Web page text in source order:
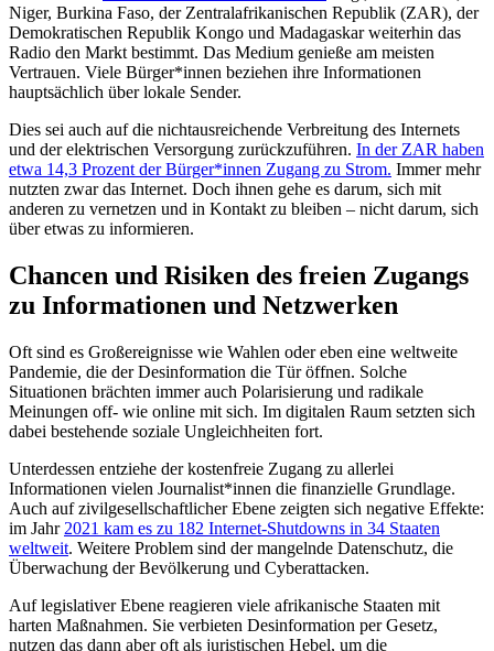
Niger, Burkina Faso, der Zentralafrikanischen Republik (ZAR), der
Demokratischen Republik Kongo und Madagaskar weiterhin das
Radio den Markt bestimmt. Das Medium genieße am meisten
Vertrauen. Viele Bürger*innen beziehen ihre Informationen
hauptsächlich über lokale Sender.
Dies sei auch auf die nichtausreichende Verbreitung des Internets
und der elektrischen Versorgung zurückzuführen. In der ZAR haben
etwa 14,3 Prozent der Bürger*innen Zugang zu Strom. Immer mehr
nutzten zwar das Internet. Doch ihnen gehe es darum, sich mit
anderen zu vernetzen und in Kontakt zu bleiben – nicht darum, sich
über etwas zu informieren.
Chancen und Risiken des freien Zugangs
zu Informationen und Netzwerken
Oft sind es Großereignisse wie Wahlen oder eben eine weltweite
Pandemie, die der Desinformation die Tür öffnen. Solche
Situationen brächten immer auch Polarisierung und radikale
Meinungen off- wie online mit sich. Im digitalen Raum setzten sich
dabei bestehende soziale Ungleichheiten fort.
Unterdessen entziehe der kostenfreie Zugang zu allerlei
Informationen vielen Journalist*innen die finanzielle Grundlage.
Auch auf zivilgesellschaftlicher Ebene zeigten sich negative Effekte:
im Jahr 2021 kam es zu 182 Internet-Shutdowns in 34 Staaten
weltweit. Weitere Problem sind der mangelnde Datenschutz, die
Überwachung der Bevölkerung und Cyberattacken.
Auf legislativer Ebene reagieren viele afrikanische Staaten mit
harten Maßnahmen. Sie verbieten Desinformation per Gesetz,
nutzen das dann aber oft als juristischen Hebel, um die